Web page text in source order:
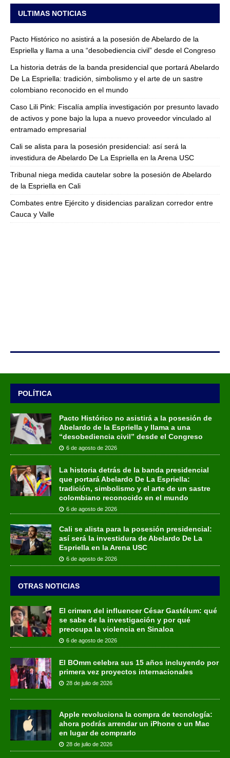
ULTIMAS NOTICIAS
Pacto Histórico no asistirá a la posesión de Abelardo de la
Espriella y llama a una “desobediencia civil” desde el Congreso
La historia detrás de la banda presidencial que portará Abelardo
De La Espriella: tradición, simbolismo y el arte de un sastre
colombiano reconocido en el mundo
Caso Lili Pink: Fiscalía amplía investigación por presunto lavado
de activos y pone bajo la lupa a nuevo proveedor vinculado al
entramado empresarial
Cali se alista para la posesión presidencial: así será la
investidura de Abelardo De La Espriella en la Arena USC
Tribunal niega medida cautelar sobre la posesión de Abelardo
de la Espriella en Cali
Combates entre Ejército y disidencias paralizan corredor entre
Cauca y Valle
POLÍTICA
Pacto Histórico no asistirá a la posesión de
Abelardo de la Espriella y llama a una
“desobediencia civil” desde el Congreso
6 de agosto de 2026
La historia detrás de la banda presidencial
que portará Abelardo De La Espriella:
tradición, simbolismo y el arte de un sastre
colombiano reconocido en el mundo
6 de agosto de 2026
Cali se alista para la posesión presidencial:
así será la investidura de Abelardo De La
Espriella en la Arena USC
6 de agosto de 2026
OTRAS NOTICIAS
El crimen del influencer César Gastélum: qué
se sabe de la investigación y por qué
preocupa la violencia en Sinaloa
6 de agosto de 2026
El BOmm celebra sus 15 años incluyendo por
primera vez proyectos internacionales
28 de julio de 2026
Apple revoluciona la compra de tecnología:
ahora podrás arrendar un iPhone o un Mac
en lugar de comprarlo
28 de julio de 2026